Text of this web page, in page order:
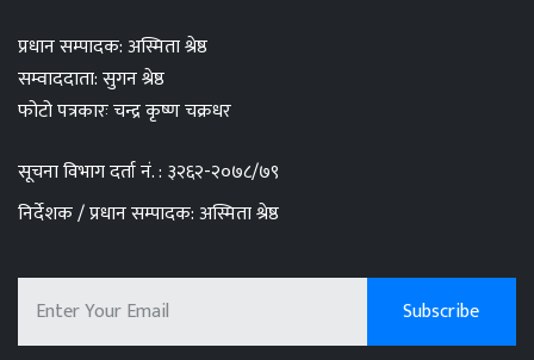
प्रधान सम्पादक: अस्मिता श्रेष्ठ
सम्वाददाता: सुगन श्रेष्ठ
फोटो पत्रकारः चन्द्र कृष्ण चक्रधर
सूचना विभाग दर्ता नं. : ३२६२-२०७८/७९
निर्देशक / प्रधान सम्पादक: अस्मिता श्रेष्ठ